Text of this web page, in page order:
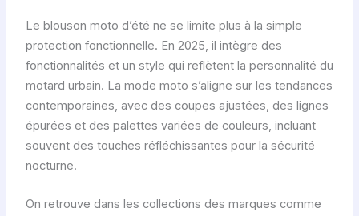
Le blouson moto d’été ne se limite plus à la simple
protection fonctionnelle. En 2025, il intègre des
fonctionnalités et un style qui reflètent la personnalité du
motard urbain. La mode moto s’aligne sur les tendances
contemporaines, avec des coupes ajustées, des lignes
épurées et des palettes variées de couleurs, incluant
souvent des touches réfléchissantes pour la sécurité
nocturne.
On retrouve dans les collections des marques comme